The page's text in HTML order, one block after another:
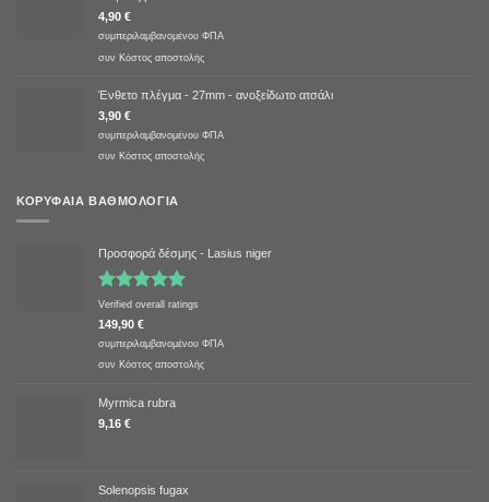
4,90 €
συμπεριλαμβανομένου ΦΠΑ
συν Κόστος αποστολής
Ένθετο πλέγμα - 27mm - ανοξείδωτο ατσάλι
3,90 €
συμπεριλαμβανομένου ΦΠΑ
συν Κόστος αποστολής
ΚΟΡΥΦΑΊΑ ΒΑΘΜΟΛΟΓΊΑ
Προσφορά δέσμης - Lasius niger
Βαθμολογήθηκε
με5.00
από 5
Verified overall ratings
149,90 €
συμπεριλαμβανομένου ΦΠΑ
συν Κόστος αποστολής
Myrmica rubra
9,16 €
Solenopsis fugax